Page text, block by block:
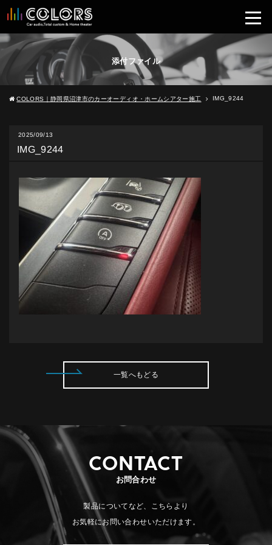
添付ファイル
COLORS｜静岡県沼津市のカーオーディオ・ホームシアター施工 IMG_9244
2025/09/13
IMG_9244
一覧へもどる
CONTACT
お問合わせ
製品についてなど、こちらより
お気軽にお問い合わせいただけます。